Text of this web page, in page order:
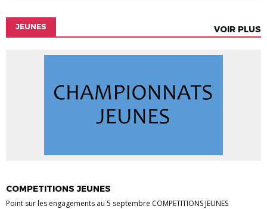
JEUNES VOIR PLUS
COMPETITIONS JEUNES
Point sur les engagements au 5 septembre COMPETITIONS JEUNES